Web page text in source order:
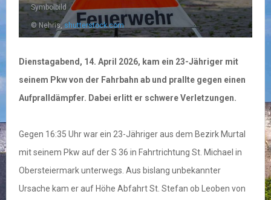
Symbolbild
© Nehris, shutterstock.com
Dienstagabend, 14. April 2026, kam ein 23-Jähriger mit
seinem Pkw von der Fahrbahn ab und prallte gegen einen
Aufpralldämpfer. Dabei erlitt er schwere Verletzungen.
Gegen 16:35 Uhr war ein 23-Jähriger aus dem Bezirk Murtal
mit seinem Pkw auf der S 36 in Fahrtrichtung St. Michael in
Obersteiermark unterwegs. Aus bislang unbekannter
Ursache kam er auf Höhe Abfahrt St. Stefan ob Leoben von